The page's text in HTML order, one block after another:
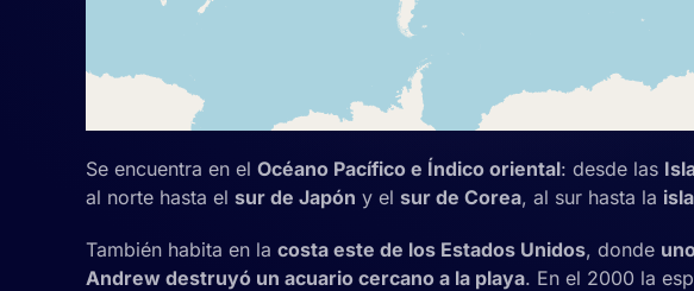
Se encuentra en el Océano Pacífico e Índico oriental: desde las
al norte hasta el sur de Japón y el sur de Corea, al sur hasta la
También habita en la costa este de los Estados Unidos, donde
Andrew destruyó un acuario cercano a la playa. En el 2000 la